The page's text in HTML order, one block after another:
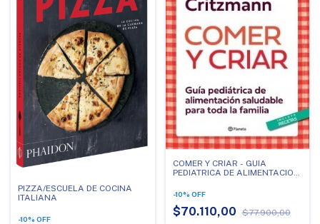
PIZZA/ESCUELA DE COCINA
ITALIANA
-10% OFF
COMER Y CRIAR - GUIA
PEDIATRICA DE ALIMENTACION
FAMILIA
-10% OFF
$70.110,00 $77.900,00